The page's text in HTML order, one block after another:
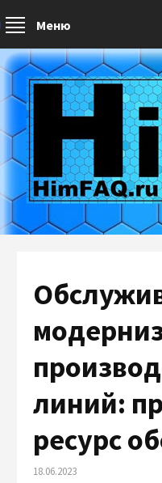
Меню
линий:
ресурс
18.06.2023